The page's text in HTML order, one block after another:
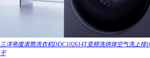
三洋帝度滚筒洗衣机DDC102614T变频洗烘体空气洗上排
干